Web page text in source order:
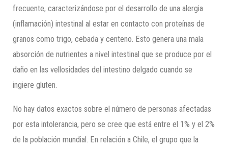
frecuente, caracterizándose por el desarrollo de una alergia
(inflamación) intestinal al estar en contacto con proteínas de
granos como trigo, cebada y centeno. Esto genera una mala
absorción de nutrientes a nivel intestinal que se produce por el
daño en las vellosidades del intestino delgado cuando se
ingiere gluten.
No hay datos exactos sobre el número de personas afectadas
por esta intolerancia, pero se cree que está entre el 1% y el 2%
de la población mundial. En relación a Chile, el grupo que la